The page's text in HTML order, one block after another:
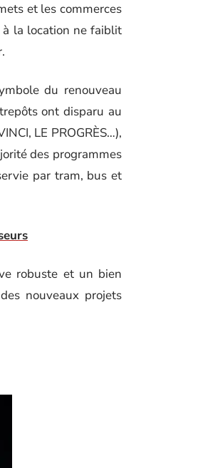
et les commerces
à la location ne faiblit
du renouveau
ont disparu au
LE PROGRÈS…),
des programmes
par tram, bus et
robuste et un bien
nouveaux projets